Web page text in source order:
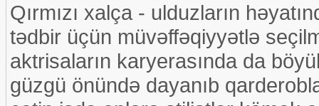
Qırmızı xalça - ulduzların
tədbir üçün müvəffəqiyyətlə
aktrisaların karyerasında da
güzgü önündə dayanıb